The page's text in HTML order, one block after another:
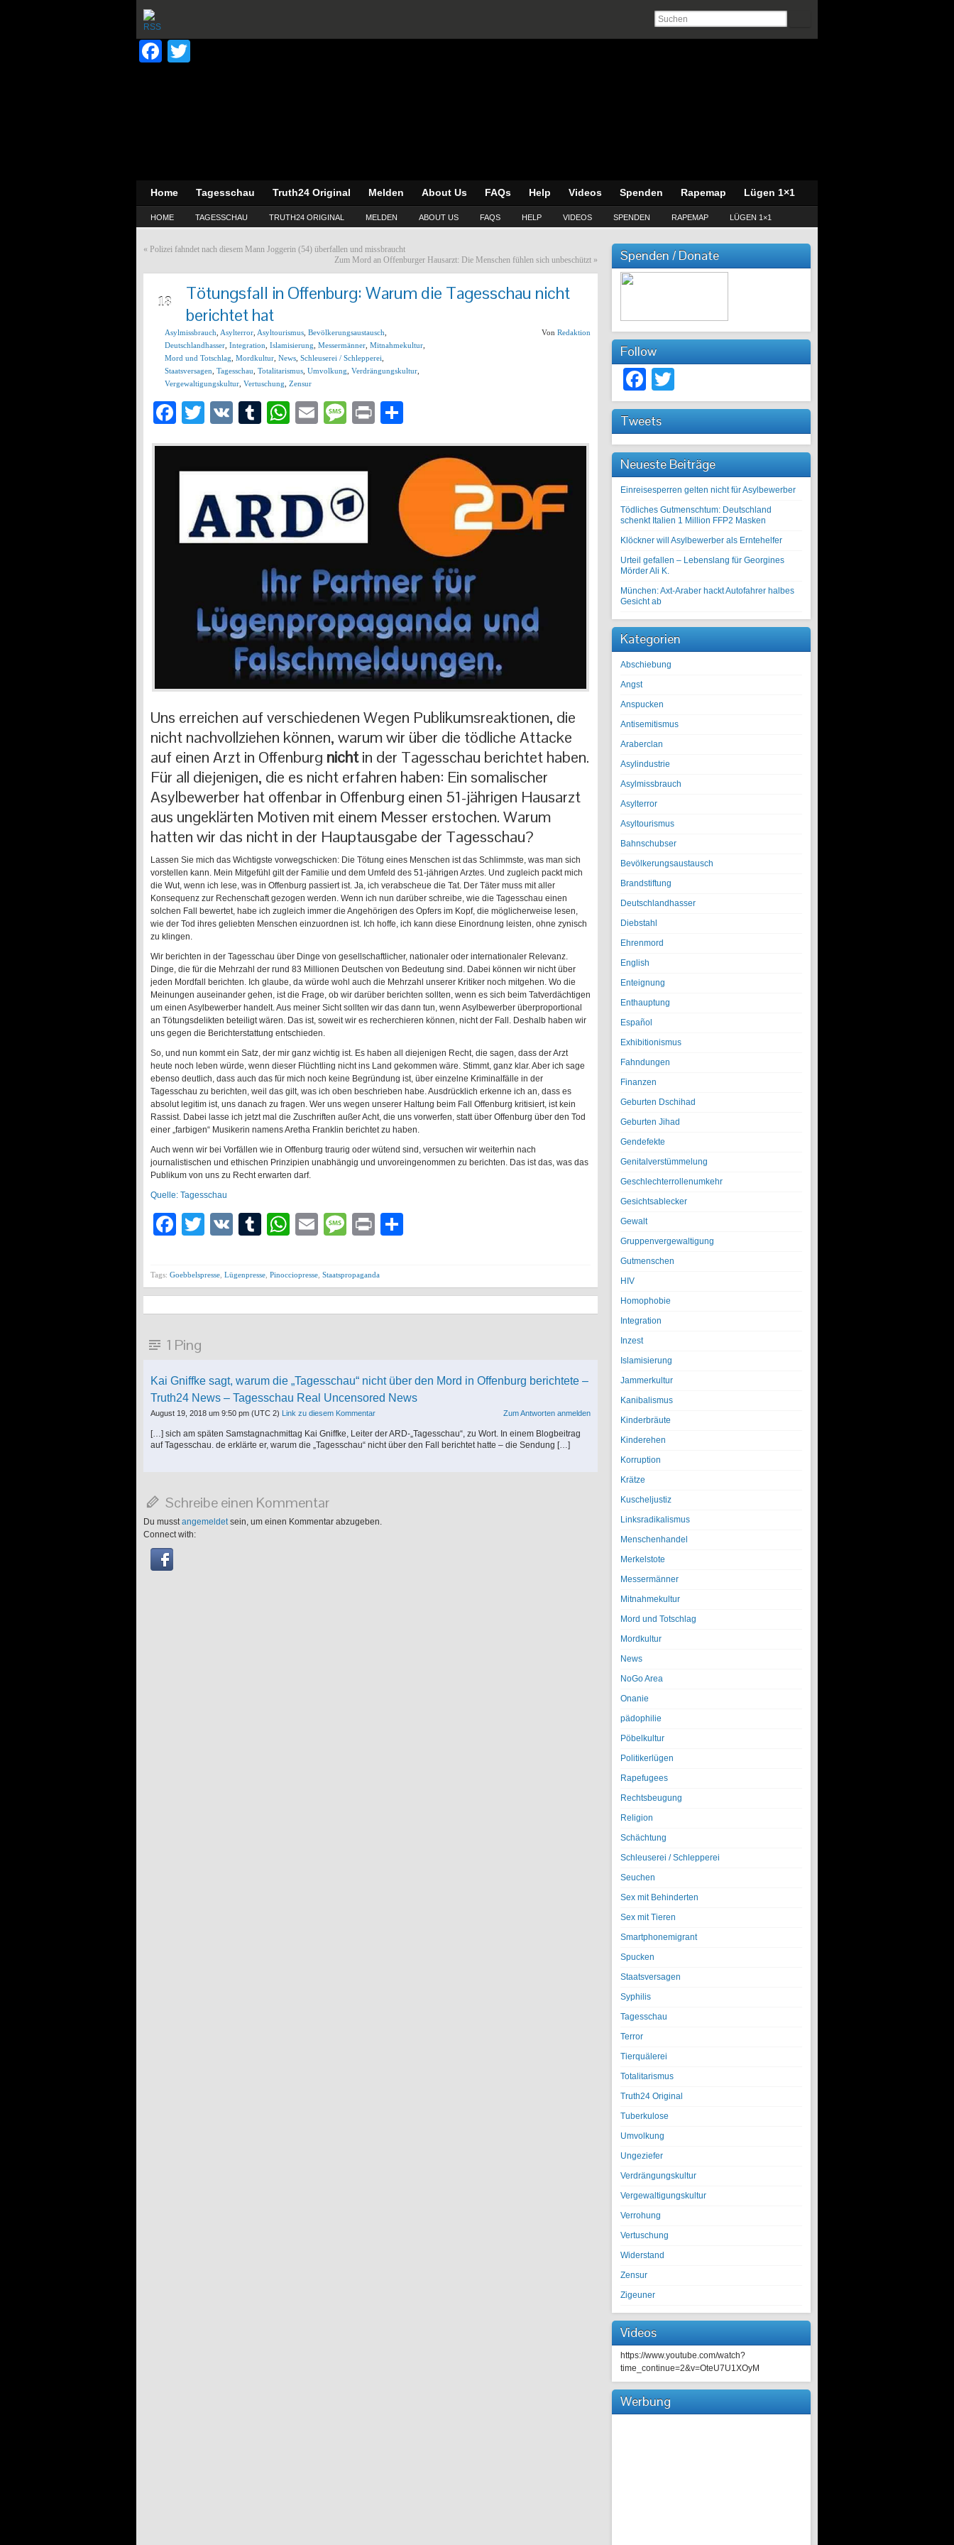
Facebook
Home Tagesschau Truth24 Original Melden About Us FAQs Help Videos Spenden Rapemap Lügen 1×1
HOME TAGESSCHAU TRUTH24 ORIGINAL MELDEN ABOUT US FAQS HELP VIDEOS SPENDEN RAPEMAP LÜGEN 1×1
« Polizei fahndet nach diesem Mann Joggerin (54) überfallen und missbraucht
Zum Mord an Offenburger Hausarzt: Die Menschen fühlen ​sich unbeschützt »
18
Tötungsfall in Offenburg: Warum die Tagesschau nicht
berichtet hat
Asylmissbrauch Asylterror Asyltourismus Bevölkerungsaustausch
Deutschlandhasser Integration Islamisierung Messermänner Mitnahmekultur
Mord und Totschlag Mordkultur News Schleuserei / Schlepperei
Staatsversagen Tagesschau Totalitarismus Umvolkung Verdrängungskultur
Vergewaltigungskultur Vertuschung Zensur
Von Redaktion
Facebook
Twitter
VK Tumblr
WhatsApp
EmailMessage
Print
Uns erreichen auf verschiedenen Wegen Publikumsreaktionen, die
nicht nachvollziehen können, warum wir über die tödliche Attacke
auf einen Arzt in Offenburg nichtin der Tagesschau berichtet haben.
Für all diejenigen, die es nicht erfahren haben: Ein somalischer
Asylbewerber hat offenbar in Offenburg einen 51-jährigen Hausarzt
aus ungeklärten Motiven mit einem Messer erstochen. Warum
hatten wir das nicht in der Hauptausgabe der Tagesschau?
Lassen Sie mich das Wichtigste vorwegschicken: Die Tötung eines Menschen ist das Schlimmste, was man sich
vorstellen kann. Mein Mitgefühl gilt der Familie und dem Umfeld des 51-jährigen Arztes. Und zugleich packt mich
die Wut, wenn ich lese, was in Offenburg passiert ist. Ja, ich verabscheue die Tat. Der Täter muss mit aller
Konsequenz zur Rechenschaft gezogen werden. Wenn ich nun darüber schreibe, wie die Tagesschau einen
solchen Fall bewertet, habe ich zugleich immer die Angehörigen des Opfers im Kopf, die möglicherweise lesen,
wie der Tod ihres geliebten Menschen einzuordnen ist. Ich hoffe, ich kann diese Einordnung leisten, ohne zynisch
zu klingen.
Wir berichten in der Tagesschau über Dinge von gesellschaftlicher, nationaler oder internationaler Relevanz.
Dinge, die für die Mehrzahl der rund 83 Millionen Deutschen von Bedeutung sind. Dabei können wir nicht über
jeden Mordfall berichten. Ich glaube, da würde wohl auch die Mehrzahl unserer Kritiker noch mitgehen. Wo die
Meinungen auseinander gehen, ist die Frage, ob wir darüber berichten sollten, wenn es sich beim Tatverdächtigen
um einen Asylbewerber handelt. Aus meiner Sicht sollten wir das dann tun, wenn Asylbewerber überproportional
an Tötungsdelikten beteiligt wären. Das ist, soweit wir es recherchieren können, nicht der Fall. Deshalb haben wir
uns gegen die Berichterstattung entschieden.
So, und nun kommt ein Satz, der mir ganz wichtig ist. Es haben all diejenigen Recht, die sagen, dass der Arzt
heute noch leben würde, wenn dieser Flüchtling nicht ins Land gekommen wäre. Stimmt, ganz klar. Aber ich sage
ebenso deutlich, dass auch das für mich noch keine Begründung ist, über einzelne Kriminalfälle in der
Tagesschau zu berichten, weil das gilt, was ich oben beschrieben habe. Ausdrücklich erkenne ich an, dass es
absolut legitim ist, uns danach zu fragen. Wer uns wegen unserer Haltung beim Fall Offenburg kritisiert, ist kein
Rassist. Dabei lasse ich jetzt mal die Zuschriften außer Acht, die uns vorwerfen, statt über Offenburg über den Tod
einer „farbigen“ Musikerin namens Aretha Franklin berichtet zu haben.
Auch wenn wir bei Vorfällen wie in Offenburg traurig oder wütend sind, versuchen wir weiterhin nach
journalistischen und ethischen Prinzipien unabhängig und unvoreingenommen zu berichten. Das ist das, was das
Publikum von uns zu Recht erwarten darf.
Quelle: Tagesschau
Facebook
Twitter
VK Tumblr
WhatsApp
EmailMessage
Print
Tags: Goebbelspresse Lügenpresse Pinocciopresse Staatspropaganda
1 Ping
Kai Gniffke sagt, warum die „Tagesschau“ nicht über den Mord in Offenburg berichtete –
Truth24 News – Tagesschau Real Uncensored News
August 19, 2018 um 9:50 pm (UTC 2) Link zu diesem Kommentar Zum Antworten anmelden
[…] sich am späten Samstagnachmittag Kai Gniffke, Leiter der ARD-„Tagesschau“, zu Wort. In einem Blogbeitrag
auf Tagesschau. de erklärte er, warum die „Tagesschau“ nicht über den Fall berichtet hatte – die Sendung […]
Schreibe einen Kommentar
Du musst angemeldet sein, um einen Kommentar abzugeben.
Connect with:
Spenden / Donate
Follow
Facebook
Tweets
Neueste Beiträge
Einreisesperren gelten nicht für Asylbewerber
Tödliches Gutmenschtum: Deutschland
schenkt Italien 1 Million FFP2 Masken
Klöckner will Asylbewerber als Erntehelfer
Urteil gefallen – Lebenslang für Georgines
Mörder Ali K.
München: Axt-Araber hackt Autofahrer halbes
Gesicht ab
Kategorien
Abschiebung
Angst
Anspucken
Antisemitismus
Araberclan
Asylindustrie
Asylmissbrauch
Asylterror
Asyltourismus
Bahnschubser
Bevölkerungsaustausch
Brandstiftung
Deutschlandhasser
Diebstahl
Ehrenmord
English
Enteignung
Enthauptung
Español
Exhibitionismus
Fahndungen
Finanzen
Geburten Dschihad
Geburten Jihad
Gendefekte
Genitalverstümmelung
Geschlechterrollenumkehr
Gesichtsablecker
Gewalt
Gruppenvergewaltigung
Gutmenschen
HIV
Homophobie
Integration
Inzest
Islamisierung
Jammerkultur
Kanibalismus
Kinderbräute
Kinderehen
Korruption
Krätze
Kuscheljustiz
Linksradikalismus
Menschenhandel
Merkelstote
Messermänner
Mitnahmekultur
Mord und Totschlag
Mordkultur
News
NoGo Area
Onanie
pädophilie
Pöbelkultur
Politikerlügen
Rapefugees
Rechtsbeugung
Religion
Schächtung
Schleuserei / Schlepperei
Seuchen
Sex mit Behinderten
Sex mit Tieren
Smartphonemigrant
Spucken
Staatsversagen
Syphilis
Tagesschau
Terror
Tierquälerei
Totalitarismus
Truth24 Original
Tuberkulose
Umvolkung
Ungeziefer
Verdrängungskultur
Vergewaltigungskultur
Verrohung
Vertuschung
Widerstand
Zensur
Zigeuner
Videos
https://www.youtube.com/watch?
time_continue=2&v=OteU7U1XOyM
Werbung